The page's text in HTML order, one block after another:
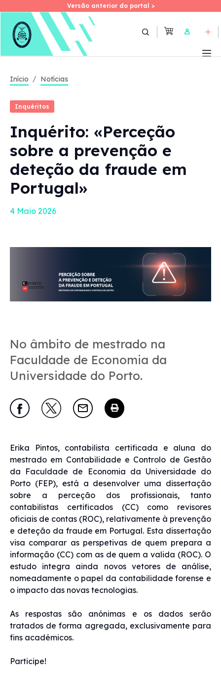
Skip
Versão anterior do portal >
Versão anterior do portal >
User
Início Notícias
Inquéritos
Inquérito: «Perceção
sobre a prevenção e
deteção da fraude em
Portugal»
4 Maio 2026
No âmbito de mestrado na
Faculdade de Economia da
Universidade do Porto.
Erika Pintos, contabilista certificada e aluna do
mestrado em Contabilidade e Controlo de Gestão
da Faculdade de Economia da Universidade do
Porto (FEP), está a desenvolver uma dissertação
sobre a perceção dos profissionais, tanto
contabilistas certificados (CC) como revisores
oficiais de contas (ROC), relativamente à prevenção
e deteção da fraude em Portugal. Esta dissertação
visa comparar as perspetivas de quem prepara a
informação (CC) com as de quem a valida (ROC). O
estudo integra ainda novos vetores de análise,
nomeadamente o papel da contabilidade forense e
o impacto das novas tecnologias.
As respostas são anónimas e os dados serão
tratados de forma agregada, exclusivamente para
fins académicos.
Participe!